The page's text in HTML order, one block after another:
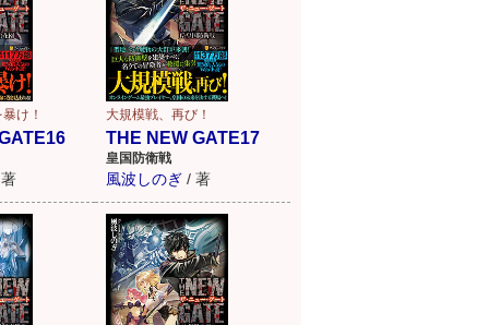
け！
著
大規模戦、再び！
THE NEW GATE17
皇国防衛戦
風波しのぎ / 著